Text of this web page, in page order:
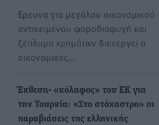
Eρευνα για μεγάλου οικονομικού
αντικειμένου φοροδιαφυγή και
ξέπλυμα χρημάτων διενεργεί ο
οικονομικός…
Έκθεση- «κόλαφος» του ΕΚ για
την Τουρκία: «Στο στόχαστρο» οι
παραβιάσεις της ελληνικής